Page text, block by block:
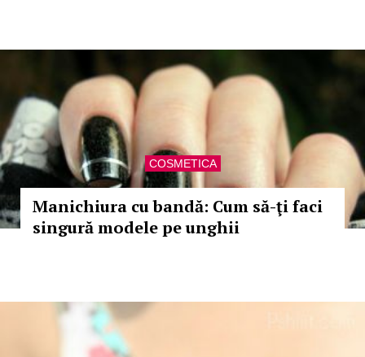
COSMETICA
Manichiura cu bandă: Cum să-ţi faci
singură modele pe unghii